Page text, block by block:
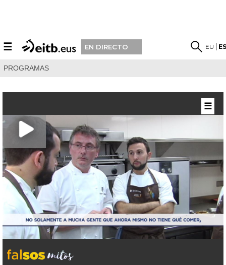
☰ EN DIRECTO EU
PROGRAMAS
☰